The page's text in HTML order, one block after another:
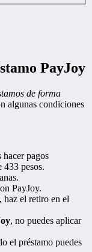
PayJoy
de forma
algunas condiciones
hacer pagos
433 pesos.
PayJoy.
haz el retiro en el
, no puedes aplicar
el préstamo puedes